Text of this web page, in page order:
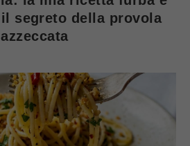
segreto della provola
azzeccata